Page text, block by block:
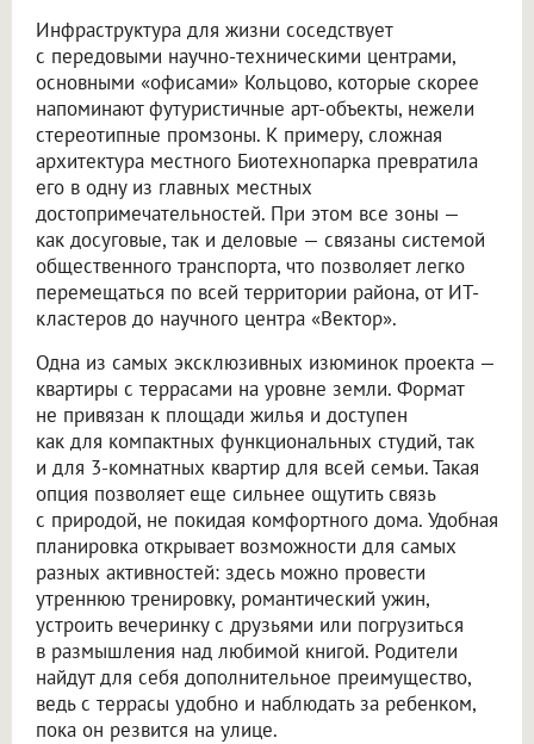
Инфраструктура для жизни соседствует
с передовыми научно-техническими центрами,
основными «офисами» Кольцово, которые скорее
напоминают футуристичные арт-объекты, нежели
стереотипные промзоны. К примеру, сложная
архитектура местного Биотехнопарка превратила
его в одну из главных местных
достопримечательностей. При этом все зоны —
как досуговые, так и деловые — связаны системой
общественного транспорта, что позволяет легко
перемещаться по всей территории района, от ИТ-
кластеров до научного центра «Вектор».
Одна из самых эксклюзивных изюминок проекта —
квартиры с террасами на уровне земли. Формат
не привязан к площади жилья и доступен
как для компактных функциональных студий, так
и для 3-комнатных квартир для всей семьи. Такая
опция позволяет еще сильнее ощутить связь
с природой, не покидая комфортного дома. Удобная
планировка открывает возможности для самых
разных активностей: здесь можно провести
утреннюю тренировку, романтический ужин,
устроить вечеринку с друзьями или погрузиться
в размышления над любимой книгой. Родители
найдут для себя дополнительное преимущество,
ведь с террасы удобно и наблюдать за ребенком,
пока он резвится на улице.